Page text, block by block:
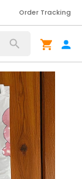
Order Tracking